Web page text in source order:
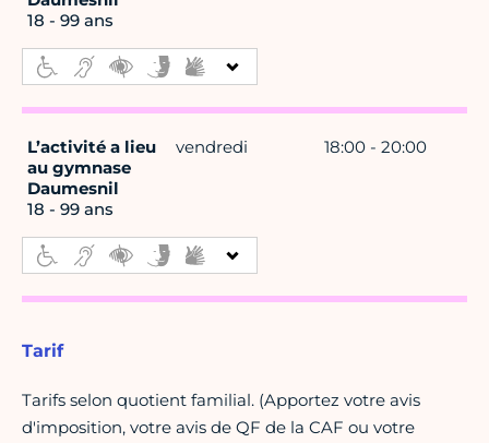
18 - 99 ans
L’activité a lieu
au gymnase
Daumesnil
18 - 99 ans
vendredi 18:00 - 20:00
Tarif
Tarifs selon quotient familial. (Apportez votre avis
d'imposition, votre avis de QF de la CAF ou votre